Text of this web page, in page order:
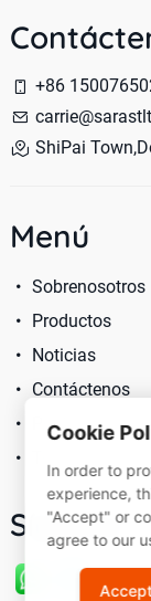
+86
ShiPai
Menú
Sobrenosotros
Productos
Noticias
Contáctenos
Política De
Síganos
Cookie
In order to
experience,
"Accept" or
agree to our